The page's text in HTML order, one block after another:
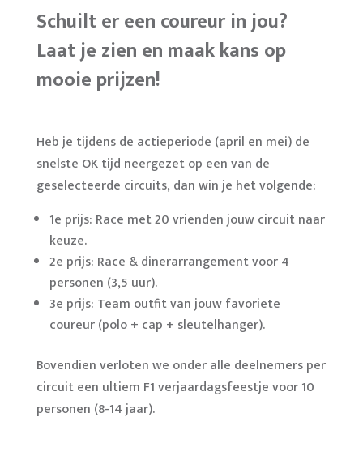
Schuilt er een coureur in jou?
Laat je zien en maak kans op
mooie prijzen!
Heb je tijdens de actieperiode (april en mei) de
snelste OK tijd neergezet op een van de
geselecteerde circuits, dan win je het volgende:
1e prijs: Race met 20 vrienden jouw circuit naar
keuze.
2e prijs: Race & dinerarrangement voor 4
personen (3,5 uur).
3e prijs: Team outfit van jouw favoriete
coureur (polo + cap + sleutelhanger).
Bovendien verloten we onder alle deelnemers per
circuit een ultiem F1 verjaardagsfeestje voor 10
personen (8-14 jaar).